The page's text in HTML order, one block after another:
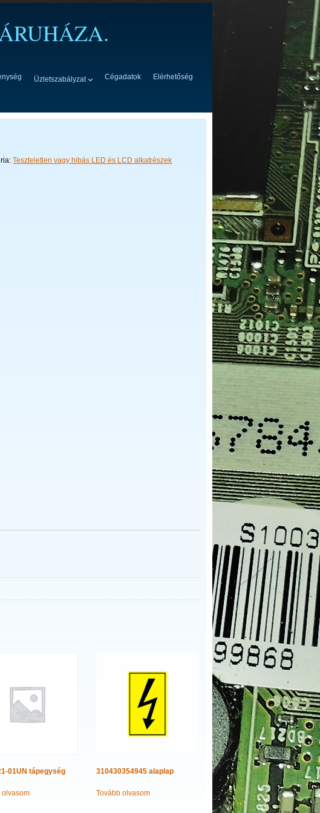
Üzletszabályzat Cégadatok Elérhetőség
Teszteletlen vagy hibás LED és LCD alkatrészek
01UN tápegység
olvasom
310430354945 alaplap
Tovább olvasom